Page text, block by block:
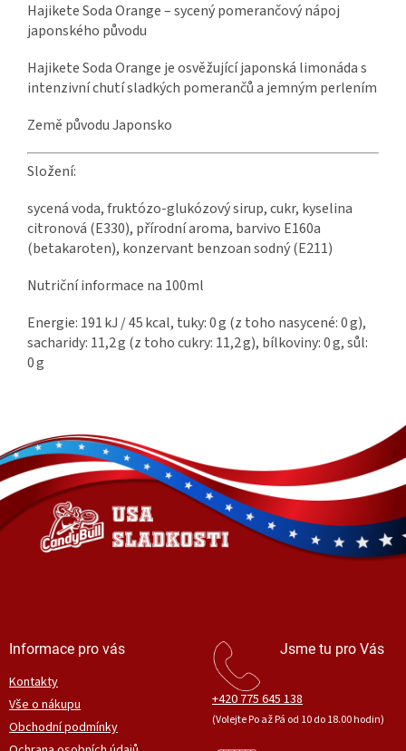
Hajikete Soda Orange – sycený pomerančový nápoj
japonského původu
Hajikete Soda Orange je osvěžující japonská limonáda s
intenzivní chutí sladkých pomerančů a jemným perlením
Země původu Japonsko
Složení:
sycená voda, fruktózo-glukózový sirup, cukr, kyselina
citronová (E330), přírodní aroma, barvivo E160a
(betakaroten), konzervant benzoan sodný (E211)
Nutriční informace na 100ml
Energie: 191 kJ / 45 kcal, tuky: 0 g (z toho nasycené: 0 g),
sacharidy: 11,2 g (z toho cukry: 11,2 g), bílkoviny: 0 g, sůl:
0 g
á
p
a
í
Informace pro vás
Kontakty
Vše o nákupu
Obchodní podmínky
Jsme tu pro Vás
+420 775 645 138
(Volejte Po až Pá od 10 do 18.00 hodin)